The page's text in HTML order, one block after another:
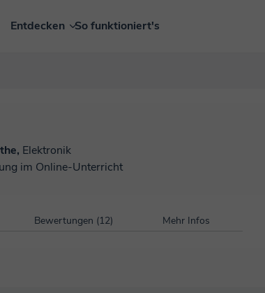
Entdecken So funktioniert's
Elektronik
im Online-Unterricht
Bewertungen (12) Mehr Infos